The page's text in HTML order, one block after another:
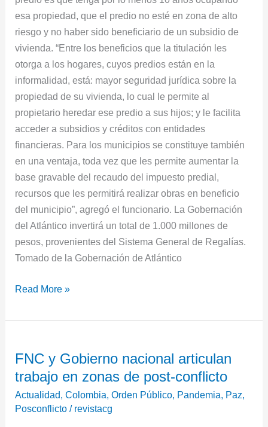
esa propiedad, que el predio no esté en zona de alto
riesgo y no haber sido beneficiario de un subsidio de
vivienda. “Entre los beneficios que la titulación les
otorga a los hogares, cuyos predios están en la
informalidad, está: mayor seguridad jurídica sobre la
propiedad de su vivienda, lo cual le permite al
propietario heredar ese predio a sus hijos; y le facilita
acceder a subsidios y créditos con entidades
financieras. Para los municipios se constituye también
en una ventaja, toda vez que les permite aumentar la
base gravable del recaudo del impuesto predial,
recursos que les permitirá realizar obras en beneficio
del municipio”, agregó el funcionario. La Gobernación
del Atlántico invertirá un total de 1.000 millones de
pesos, provenientes del Sistema General de Regalías.
Tomado de la Gobernación de Atlántico
Read More »
FNC y Gobierno nacional articulan
trabajo en zonas de post-conflicto
Actualidad,Colombia,Orden Público, Pandemia, Paz,
Posconflicto / revistacg
y
Gobierno
nacional
articulan